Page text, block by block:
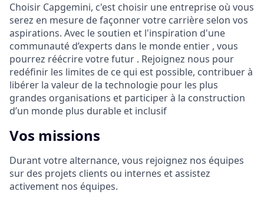
Choisir Capgemini, c'est choisir une entreprise où vous
serez en mesure de façonner votre carrière selon vos
aspirations. Avec le soutien et l'inspiration d'une
communauté d’experts dans le monde entier , vous
pourrez réécrire votre futur . Rejoignez nous pour
redéfinir les limites de ce qui est possible, contribuer à
libérer la valeur de la technologie pour les plus
grandes organisations et participer à la construction
d’un monde plus durable et inclusif
Vos missions
Durant votre alternance, vous rejoignez nos équipes
sur des projets clients ou internes et assistez
activement nos équipes.